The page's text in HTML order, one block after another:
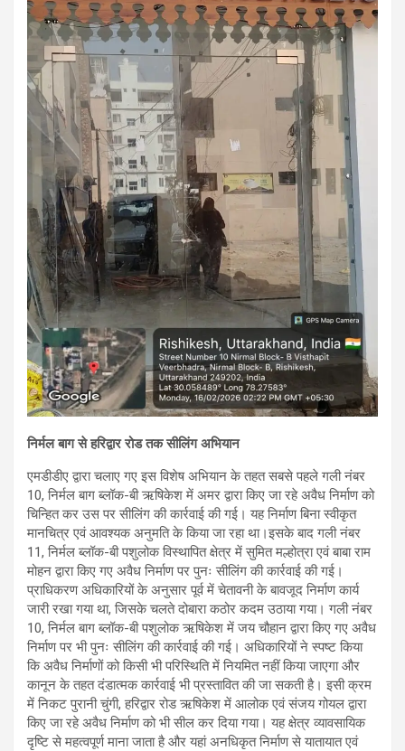
निर्मल बाग से हरिद्वार रोड तक सीलिंग अभियान
एमडीडीए द्वारा चलाए गए इस विशेष अभियान के तहत सबसे पहले गली नंबर
10, निर्मल बाग ब्लॉक-बी ऋषिकेश में अमर द्वारा किए जा रहे अवैध निर्माण को
चिन्हित कर उस पर सीलिंग की कार्रवाई की गई। यह निर्माण बिना स्वीकृत
मानचित्र एवं आवश्यक अनुमति के किया जा रहा था।इसके बाद गली नंबर
11, निर्मल ब्लॉक-बी पशुलोक विस्थापित क्षेत्र में सुमित मल्होत्रा एवं बाबा राम
मोहन द्वारा किए गए अवैध निर्माण पर पुनः सीलिंग की कार्रवाई की गई।
प्राधिकरण अधिकारियों के अनुसार पूर्व में चेतावनी के बावजूद निर्माण कार्य
जारी रखा गया था, जिसके चलते दोबारा कठोर कदम उठाया गया। गली नंबर
10, निर्मल बाग ब्लॉक-बी पशुलोक ऋषिकेश में जय चौहान द्वारा किए गए अवैध
निर्माण पर भी पुनः सीलिंग की कार्रवाई की गई। अधिकारियों ने स्पष्ट किया
कि अवैध निर्माणों को किसी भी परिस्थिति में नियमित नहीं किया जाएगा और
कानून के तहत दंडात्मक कार्रवाई भी प्रस्तावित की जा सकती है। इसी क्रम
में निकट पुरानी चुंगी, हरिद्वार रोड ऋषिकेश में आलोक एवं संजय गोयल द्वारा
किए जा रहे अवैध निर्माण को भी सील कर दिया गया। यह क्षेत्र व्यावसायिक
दृष्टि से महत्वपूर्ण माना जाता है और यहां अनधिकृत निर्माण से यातायात एवं